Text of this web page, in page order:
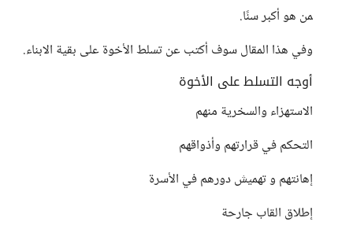
من هو أكبر سنًا.
وفي هذا المقال سوف أكتب عن تسلط الأخوة على بقية الابناء.
أوجه التسلط على الأخوة
الاستهزاء والسخرية منهم
التحكم في قرارتهم وأذواقهم
إهانتهم و تهميش دورهم في الأسرة
إطلاق القاب جارحة